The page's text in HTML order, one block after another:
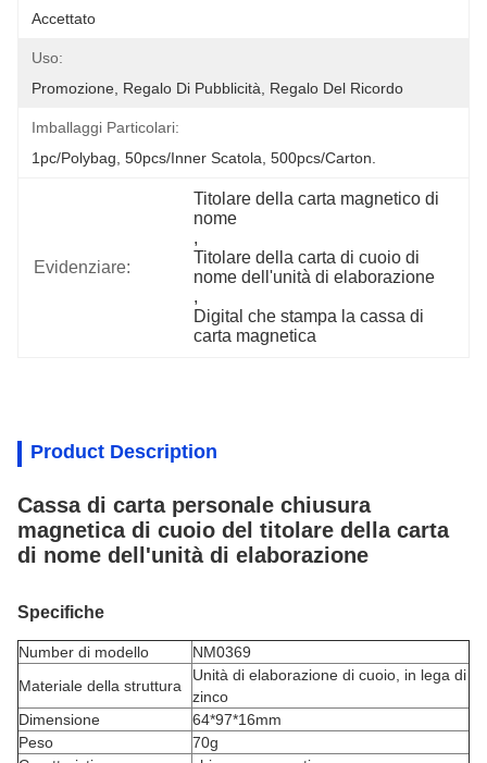
Accettato
Uso:
Promozione, Regalo Di Pubblicità, Regalo Del Ricordo
Imballaggi Particolari:
1pc/polybag, 50pcs/inner Scatola, 500pcs/carton.
Evidenziare:
Titolare della carta magnetico di
nome
,
Titolare della carta di cuoio di
nome dell'unità di elaborazione
,
Digital che stampa la cassa di
carta magnetica
Product Description
Cassa di carta personale chiusura
magnetica di cuoio del titolare della carta
di nome dell'unità di elaborazione
Specifiche
Number di modello
NM0369
Materiale della struttura
Unità di elaborazione di cuoio, in lega di
zinco
Dimensione
64*97*16mm
Peso
70g